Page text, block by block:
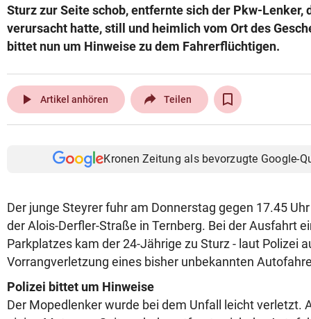
Sturz zur Seite schob, entfernte sich der Pkw-Lenker,
verursacht hatte, still und heimlich vom Ort des
bittet nun um Hinweise zu dem Fahrerflüchtigen.
play_arrow Artikel anhören Teilen
Kronen Zeitung als bevorzugte Google-
Der junge Steyrer fuhr am Donnerstag gegen 17.45
der Alois-Derfler-Straße in Ternberg. Bei der Ausfahrt
Parkplatzes kam der 24-Jährige zu Sturz - laut Polizei
Vorrangverletzung eines bisher unbekannten
Polizei bittet um Hinweise
Der Mopedlenker wurde bei dem Unfall leicht verletzt.